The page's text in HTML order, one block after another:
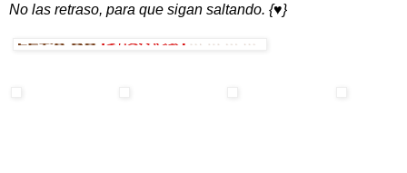
No las retraso, para que sigan saltando. {♥}